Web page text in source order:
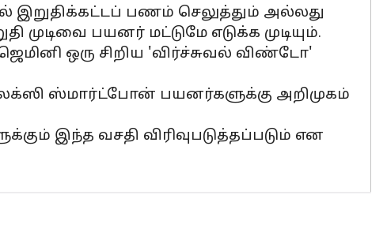
இறுதிக்கட்டப் பணம் செலுத்தும் அல்லது
பயனர் மட்டுமே எடுக்க முடியும்.
ஒரு சிறிய 'விர்ச்சுவல் விண்டோ'
ஸ்மார்ட்போன் பயனர்களுக்கு அறிமுகம்
இந்த வசதி விரிவுபடுத்தப்படும் என